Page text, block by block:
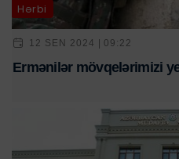
Hərbi
12 SEN 2024 | 09:22
Ermənilər mövqelərimizi